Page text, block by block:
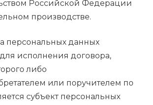
Российской Федерации
производстве.
персональных данных
исполнения договора,
либо
или поручителем по
субъект персональных